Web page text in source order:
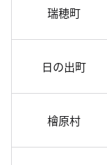
瑞穂町
日の出町
檜原村